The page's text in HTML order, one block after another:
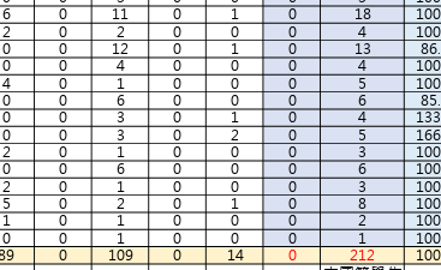
6 0 11 0 1 0 18
2 0 2 0 0 0 4
0 0 12 0 1 0 13
0 0 4 0 0 0 4
4 0 1 0 0 0 5
0 0 6 0 0 0 6
0 0 3 0 1 0 4
0 0 3 0 2 0 5
2 0 1 0 0 0 3
0 0 6 0 0 0 6
2 0 1 0 0 0 3
5 0 2 0 1 0 8
1 0 1 0 0 0 2
0 0 1 0 0 0 1
0 109 0 14 0 212